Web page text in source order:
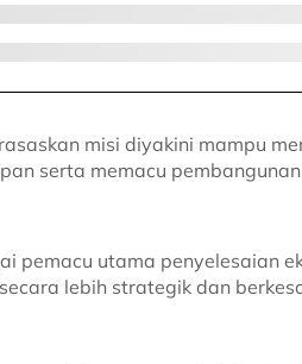
misi diyakini mampu
serta memacu
pemacu utama penyelesaian
lebih strategik dan